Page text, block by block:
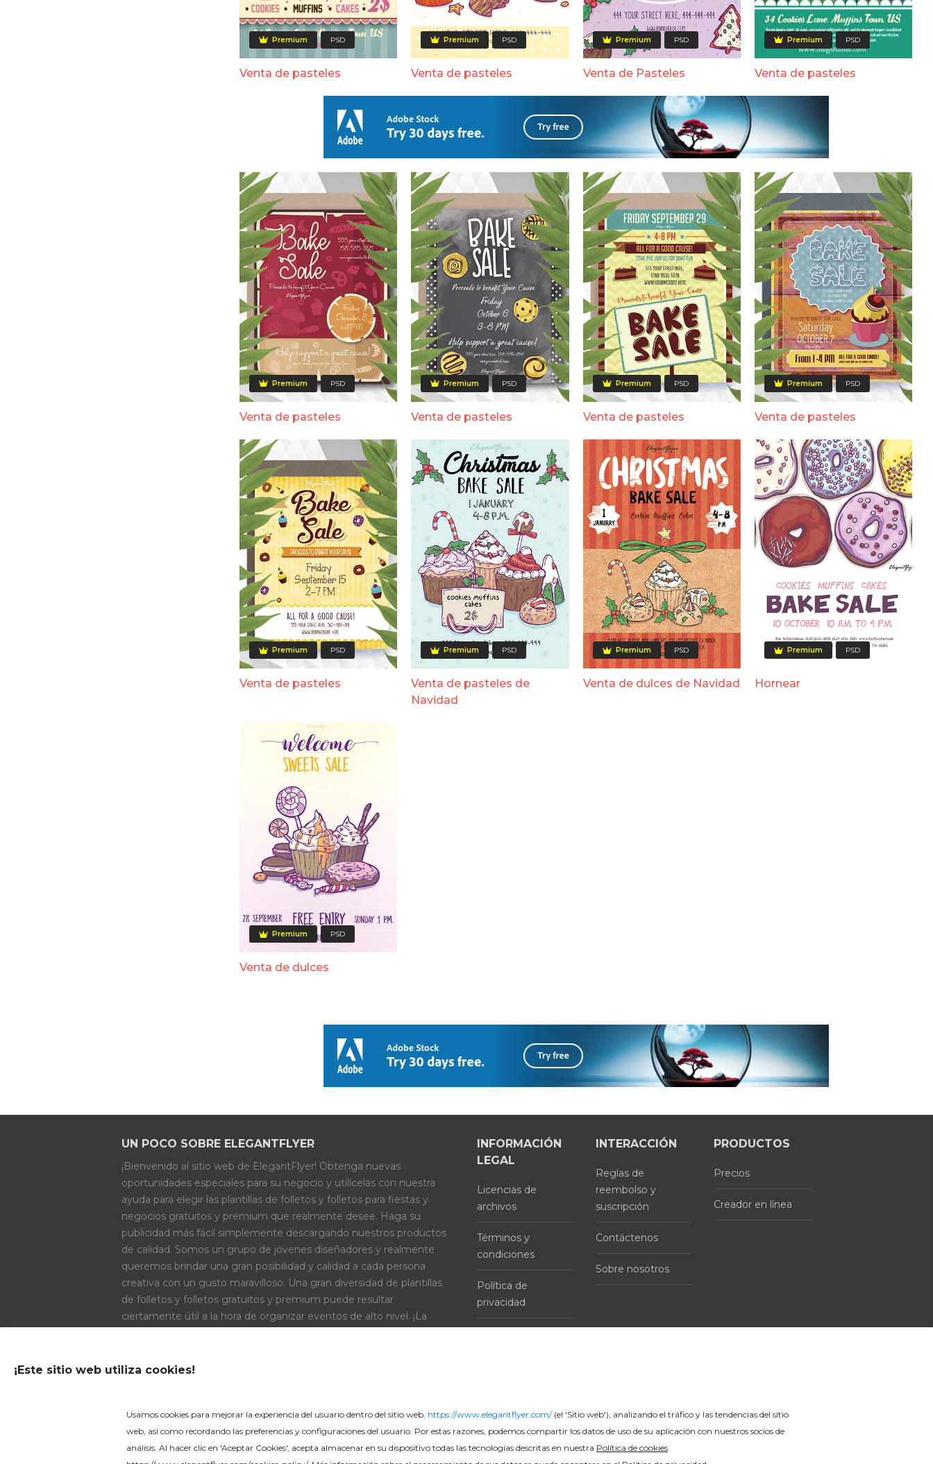
Premium PSD
Venta de pasteles
Premium PSD
Venta de pasteles
Premium PSD
Venta de Pasteles
Premium PSD
Venta de pasteles
Premium PSD
Venta de pasteles
Premium PSD
Venta de pasteles
Premium PSD
Venta de pasteles
Premium PSD
Venta de pasteles
Premium PSD
Venta de pasteles
Premium PSD
Venta de pasteles de
Navidad
Premium PSD
Venta de dulces de Navidad
Premium PSD
Hornear
Premium PSD
Venta de dulces
UN POCO SOBRE ELEGANTFLYER
¡Bienvenido al sitio web de ElegantFlyer! Obtenga nuevas
oportunidades especiales para su negocio y utilícelas con nuestra
ayuda para elegir las plantillas de folletos y folletos para fiestas y
negocios gratuitos y premium que realmente desee. Haga su
publicidad más fácil simplemente descargando nuestros productos
de calidad. Somos un grupo de jóvenes diseñadores y realmente
queremos brindar una gran posibilidad y calidad a cada persona
creativa con un gusto maravilloso. Una gran diversidad de plantillas
de folletos y folletos gratuitos y premium puede resultar
ciertamente útil a la hora de organizar eventos de alto nivel. ¡La
INFORMACIÓN
LEGAL
Licencias de
archivos
Términos y
condiciones
Política de
privacidad
INTERACCIÓN
Reglas de
reembolso y
suscripción
Contáctenos
Sobre nosotros
PRODUCTOS
Precios
Creador en línea
¡Este sitio web utiliza cookies!
Usamos cookies para mejorar la experiencia del usuario dentro del sitio web. https://www.elegantflyer.com/(el 'Sitio web'), analizando el tráfico y las tendencias del sitio
web, así como recordando las preferencias y configuraciones del usuario. Por estas razones, podemos compartir los datos de uso de su aplicación con nuestros socios de
análisis. Al hacer clic en 'Aceptar Cookies', acepta almacenar en su dispositivo todas las tecnologías descritas en nuestra Política de cookies